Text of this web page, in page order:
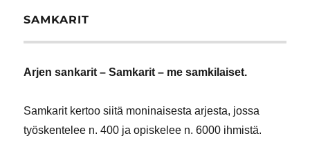
SAMKARIT
Arjen sankarit – Samkarit – me samkilaiset.
Samkarit kertoo siitä moninaisesta arjesta, jossa
työskentelee n. 400 ja opiskelee n. 6000 ihmistä.